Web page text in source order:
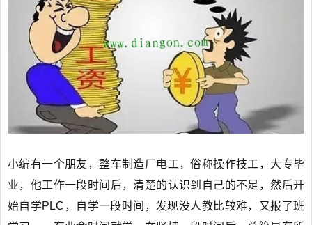
小编有一个朋友，整车制造厂电工，俗称操作技工，大专毕
业，他工作一段时间后，清楚的认识到自己的不足，然后开
始自学PLC，自学一段时间，发现没人教比较难，又报了班